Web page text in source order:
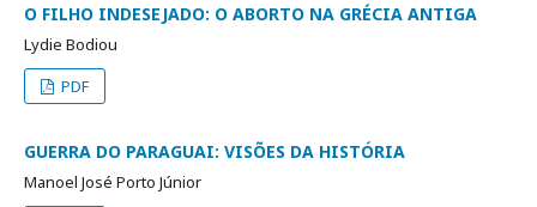
O FILHO INDESEJADO: O ABORTO NA GRÉCIA ANTIGA
Lydie Bodiou
PDF
GUERRA DO PARAGUAI: VISÕES DA HISTÓRIA
Manoel José Porto Júnior